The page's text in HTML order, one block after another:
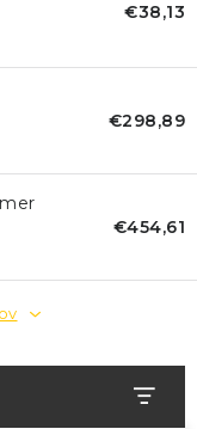
€38,13
€298,89
€454,61